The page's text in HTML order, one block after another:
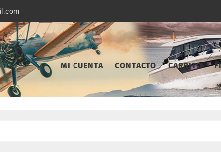
MI CUENTA CONTACTO CARRITO